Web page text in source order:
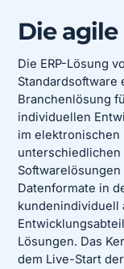
Die
Die ERP-Lösung
Standardsoftware
Branchenlösung
individuellen
im elektronischen
unterschiedlichen
Datenformate in
kundenindividuell
Lösungen. Das
dem Live-Start